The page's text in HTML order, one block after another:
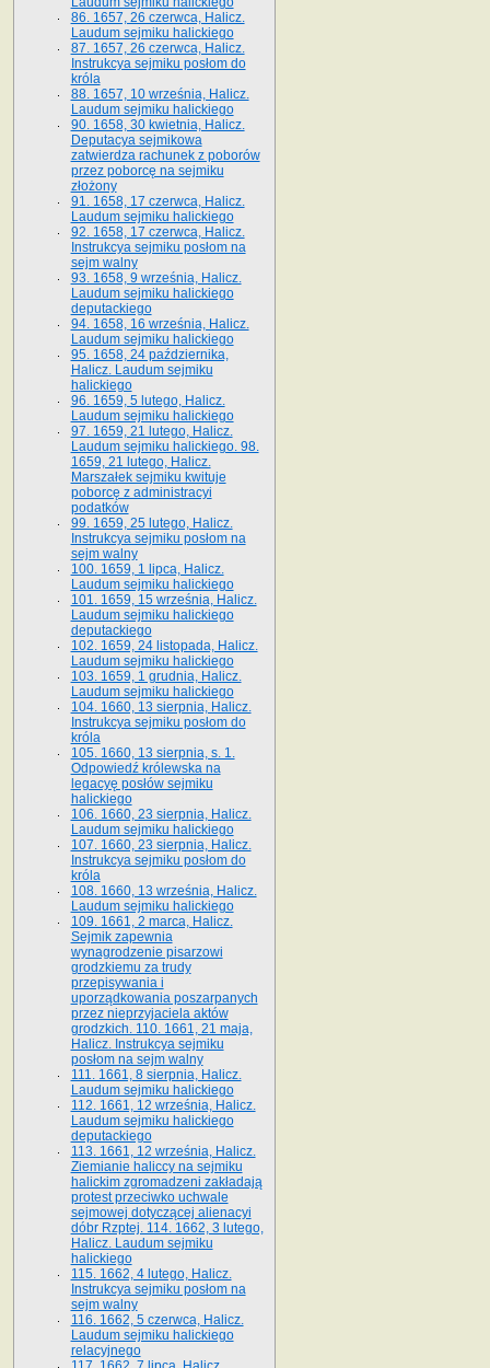
86. 1657, 26 czerwca, Halicz.
Laudum sejmiku halickiego
87. 1657, 26 czerwca, Halicz.
Instrukcya sejmiku posłom do
króla
88. 1657, 10 września, Halicz.
Laudum sejmiku halickiego
90. 1658, 30 kwietnia, Halicz.
Deputacya sejmikowa
zatwierdza rachunek z poborów
przez poborcę na sejmiku
złożony
91. 1658, 17 czerwca, Halicz.
Laudum sejmiku halickiego
92. 1658, 17 czerwca, Halicz.
Instrukcya sejmiku posłom na
sejm walny
93. 1658, 9 września, Halicz.
Laudum sejmiku halickiego
deputackiego
94. 1658, 16 września, Halicz.
Laudum sejmiku halickiego
95. 1658, 24 października,
Halicz. Laudum sejmiku
halickiego
96. 1659, 5 lutego, Halicz.
Laudum sejmiku halickiego
97. 1659, 21 lutego, Halicz.
Laudum sejmiku halickiego. 98.
1659, 21 lutego, Halicz.
Marszałek sejmiku kwituje
poborcę z administracyi
podatków
99. 1659, 25 lutego, Halicz.
Instrukcya sejmiku posłom na
sejm walny
100. 1659, 1 lipca, Halicz.
Laudum sejmiku halickiego
101. 1659, 15 września, Halicz.
Laudum sejmiku halickiego
deputackiego
102. 1659, 24 listopada, Halicz.
Laudum sejmiku halickiego
103. 1659, 1 grudnia, Halicz.
Laudum sejmiku halickiego
104. 1660, 13 sierpnia, Halicz.
Instrukcya sejmiku posłom do
króla
105. 1660, 13 sierpnia, s. 1.
Odpowiedź królewska na
legacyę posłów sejmiku
halickiego
106. 1660, 23 sierpnia, Halicz.
Laudum sejmiku halickiego
107. 1660, 23 sierpnia, Halicz.
Instrukcya sejmiku posłom do
króla
108. 1660, 13 września, Halicz.
Laudum sejmiku halickiego
109. 1661, 2 marca, Halicz.
Sejmik zapewnia
wynagrodzenie pisarzowi
grodzkiemu za trudy
przepisywania i
uporządkowania poszarpanych
przez nieprzyjaciela aktów
grodzkich. 110. 1661, 21 maja,
Halicz. Instrukcya sejmiku
posłom na sejm walny
111. 1661, 8 sierpnia, Halicz.
Laudum sejmiku halickiego
112. 1661, 12 września, Halicz.
Laudum sejmiku halickiego
deputackiego
113. 1661, 12 września, Halicz.
Ziemianie haliccy na sejmiku
halickim zgromadzeni zakładają
protest przeciwko uchwale
sejmowej dotyczącej alienacyi
dóbr Rzptej. 114. 1662, 3 lutego,
Halicz. Laudum sejmiku
halickiego
115. 1662, 4 lutego, Halicz.
Instrukcya sejmiku posłom na
sejm walny
116. 1662, 5 czerwca, Halicz.
Laudum sejmiku halickiego
relacyjnego